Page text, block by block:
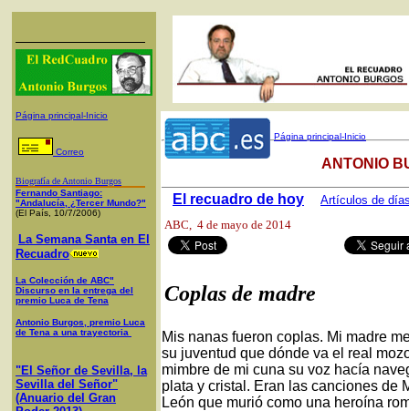
Página principal-Inicio
Correo
Biografía de Antonio Burgos
Fernando Santiago:
"Andalucía, ¿Tercer Mundo?"
(El País, 10/7/2006)
La Semana Santa en El
Recuadro
La Colección de ABC"
Discurso en la entrega del
premio Luca de Tena
Antonio Burgos, premio Luca
de Tena a una trayectoria
"El Señor de Sevilla, la
Sevilla del Señor"
(Anuario del Gran
Página principal-Inicio
El recuadro de hoy Artículos de
ANTONIO
ABC, 4 de mayo de 2014
Coplas de madre
Mis nanas fueron coplas. Mi madre
su juventud que dónde va el real
mimbre de mi cuna su voz hacía
plata y cristal. Eran las canciones de
León que murió como una heroína